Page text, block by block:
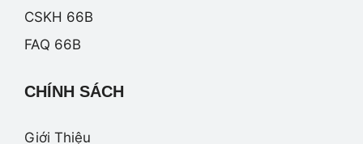
CSKH 66B
FAQ 66B
CHÍNH SÁCH
Giới Thiệu